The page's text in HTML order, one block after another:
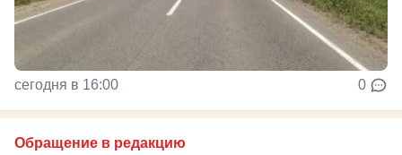
сегодня в 16:00 0
Обращение в редакцию